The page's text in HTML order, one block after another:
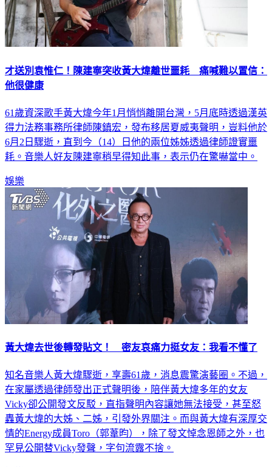
才送別袁惟仁！陳建寧突收黃大煒離世噩耗 痛喊難以置信：
他很健康
61歲資深歌手黃大煒今年1月悄悄離開台灣，5月底時透過漢英
得力法務事務所律師陳鎮宏，發布移居夏威夷聲明，豈料他於
6月2日驟逝，直到今（14）日他的兩位姊姊透過律師證實噩
耗。音樂人好友陳建寧稍早得知此事，表示仍在驚嚇當中。
娛樂
黃大煒去世後轉發貼文！ 密友哀痛力挺女友：我看不懂了
知名音樂人黃大煒驟逝，享壽61歲，消息震驚演藝圈。不過，
在家屬透過律師發出正式聲明後，陪伴黃大煒多年的女友
Vicky卻公開發文反駁，直指聲明內容讓她無法接受，甚至怒
轟黃大煒的大姊、二姊，引發外界關注。而與黃大煒有深厚交
情的Energy成員Toro（郭葦昀），除了發文悼念恩師之外，也
罕見公開替Vicky發聲，字句流露不捨。